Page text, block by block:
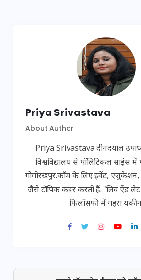
Priya Srivastava
About Author
Priya Srivastava दीनदयाल
विश्वविद्यालय से पॉलिटिकल साइंस में
गोगोरखपुर.कॉम के लिए इवेंट, एजुकेशन,
जैसे टॉपिक कवर करती हैं. 'लिव ऐंड
फिलॉसफी में गहरा